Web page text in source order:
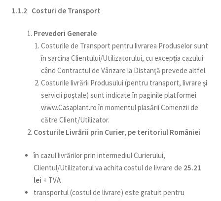
1.1.2 Costuri de Transport
Prevederi Generale
Costurile de Transport pentru livrarea Produselor sunt
în sarcina Clientului/Utilizatorului, cu excepţia cazului
când Contractul de Vânzare la Distanţă prevede altfel.
Costurile livrării Produsului (pentru transport, livrare şi
servicii poştale) sunt indicate în paginile platformei
www.Casaplant.ro în momentul plasării Comenzii de
către Client/Utilizator.
Costurile Livrării prin Curier, pe teritoriul României
în cazul livrărilor prin intermediul Curierului,
Clientul/Utilizatorul va achita costul de livrare de 25.21
lei + TVA
transportul (costul de livrare) este gratuit pentru